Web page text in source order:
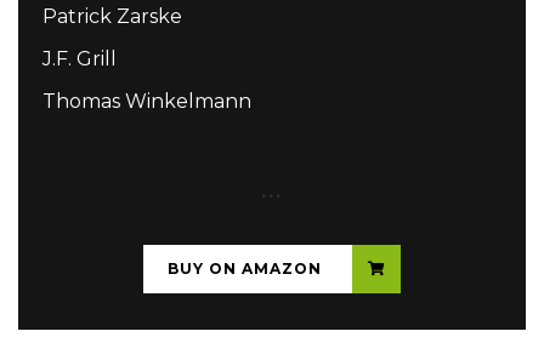
Patrick Zarske
J.F. Grill
Thomas Winkelmann
...
BUY ON AMAZON